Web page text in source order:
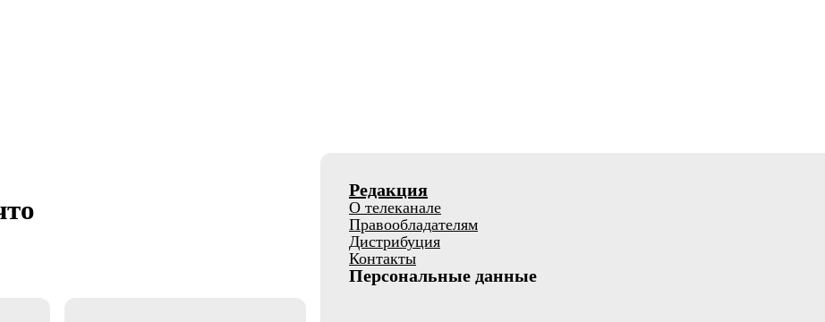
Редакция
О телеканале
Правообладателям
Дистрибуция
Контакты
Персональные данные